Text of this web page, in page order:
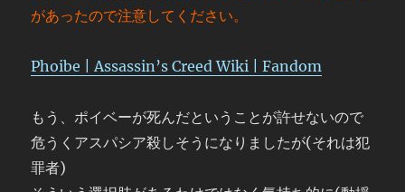
があったので注意してください。
Phoibe | Assassin’s Creed Wiki | Fandom
もう、ポイベーが死んだということが許せないので
危うくアスパシア殺しそうになりましたが(それは犯
罪者)